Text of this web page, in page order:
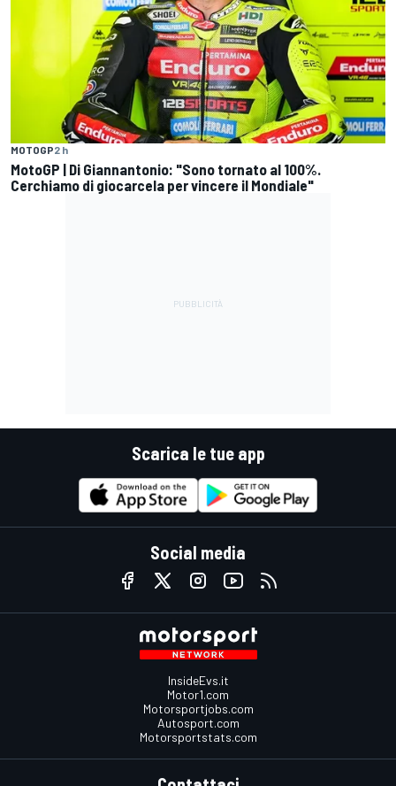
MOTOGP2 h
MotoGP | Di Giannantonio: "Sono tornato al 100%.
Cerchiamo di giocarcela per vincere il Mondiale"
Scarica le tue app
Social media
InsideEvs.it
Motor1.com
Motorsportjobs.com
Autosport.com
Motorsportstats.com